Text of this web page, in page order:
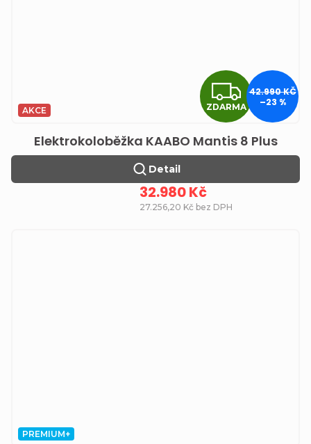
AKCE ZDARMA
42.990 KČ
–23 %
Elektrokoloběžka KAABO Mantis 8 Plus
27.256,20 Kč bez DPH
32.980 Kč
Detail
PREMIUM+